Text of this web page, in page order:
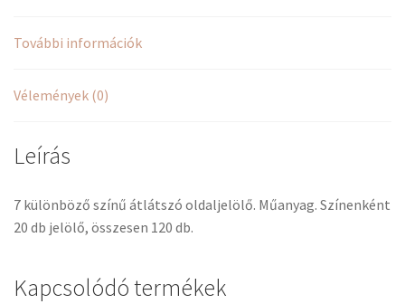
További információk
Vélemények (0)
Leírás
7 különböző színű átlátszó oldaljelölő. Műanyag. Színenként
20 db jelölő, összesen 120 db.
Kapcsolódó termékek